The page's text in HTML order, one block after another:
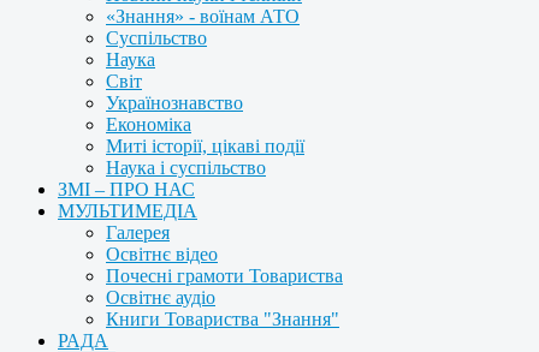
«Знання» - воїнам АТО
Суспільство
Наука
Світ
Українознавство
Економіка
Миті історії, цікаві події
Наука і суспільство
ЗМІ – ПРО НАС
МУЛЬТИМЕДІА
Галерея
Освітнє відео
Почесні грамоти Товариства
Освітнє аудіо
Книги Товариства "Знання"
РАДА